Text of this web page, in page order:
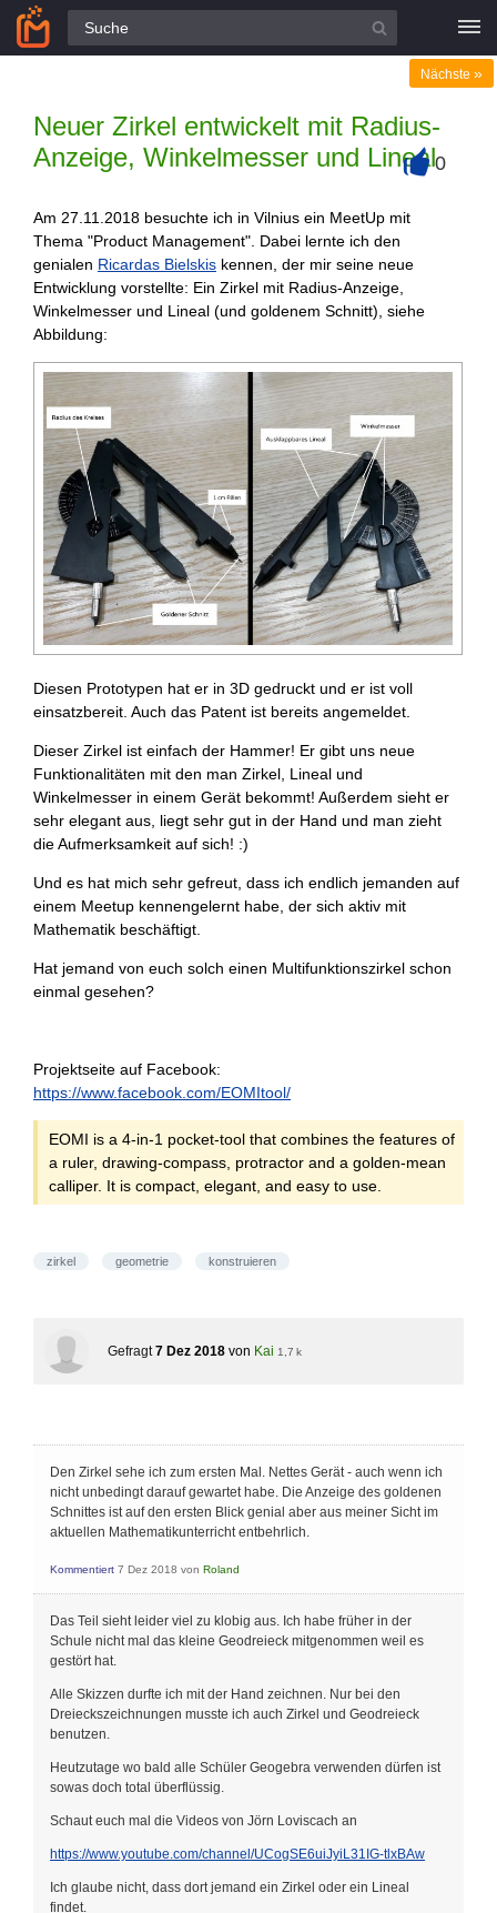
Alle Fragen
Neuer Zirkel entwickelt mit Radius-
Anzeige, Winkelmesser und Lineal
Nächste »
0
Am 27.11.2018 besuchte ich in Vilnius ein MeetUp mit
Thema "Product Management". Dabei lernte ich den
genialen Ricardas Bielskis kennen, der mir seine neue
Entwicklung vorstellte: Ein Zirkel mit Radius-Anzeige,
Winkelmesser und Lineal (und goldenem Schnitt), siehe
Abbildung:
Diesen Prototypen hat er in 3D gedruckt und er ist voll
einsatzbereit. Auch das Patent ist bereits angemeldet.
Dieser Zirkel ist einfach der Hammer! Er gibt uns neue
Funktionalitäten mit den man Zirkel, Lineal und
Winkelmesser in einem Gerät bekommt! Außerdem sieht er
sehr elegant aus, liegt sehr gut in der Hand und man zieht
die Aufmerksamkeit auf sich! :)
Und es hat mich sehr gefreut, dass ich endlich jemanden auf
einem Meetup kennengelernt habe, der sich aktiv mit
Mathematik beschäftigt.
Hat jemand von euch solch einen Multifunktionszirkel schon
einmal gesehen?
Projektseite auf Facebook:
https://www.facebook.com/EOMItool/
EOMI is a 4-in-1 pocket-tool that combines the features of
a ruler, drawing-compass, protractor and a golden-mean
calliper. It is compact, elegant, and easy to use.
zirkel geometrie konstruieren
Gefragt 7 Dez 2018 von Kai 1,7 k
Den Zirkel sehe ich zum ersten Mal. Nettes Gerät - auch wenn ich
nicht unbedingt darauf gewartet habe. Die Anzeige des goldenen
Schnittes ist auf den ersten Blick genial aber aus meiner Sicht im
aktuellen Mathematikunterricht entbehrlich.
Kommentiert 7 Dez 2018 von Roland
Das Teil sieht leider viel zu klobig aus. Ich habe früher in der
Schule nicht mal das kleine Geodreieck mitgenommen weil es
gestört hat.
Alle Skizzen durfte ich mit der Hand zeichnen. Nur bei den
Dreieckszeichnungen musste ich auch Zirkel und Geodreieck
benutzen.
Heutzutage wo bald alle Schüler Geogebra verwenden dürfen ist
sowas doch total überflüssig.
Schaut euch mal die Videos von Jörn Loviscach an
https://www.youtube.com/channel/UCogSE6uiJyiL31IG-tlxBAw
Ich glaube nicht, dass dort jemand ein Zirkel oder ein Lineal
findet.